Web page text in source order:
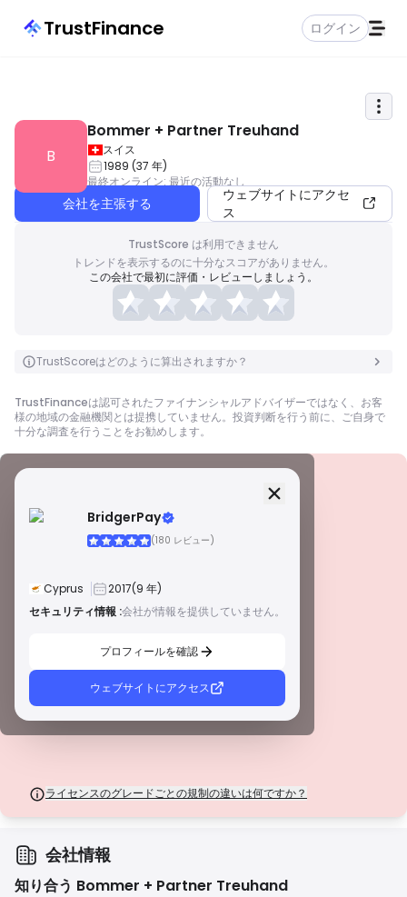
TrustFinance ログイン
B
Bommer + Partner Treuhand
スイス
1989 (37 年)
最終オンライン: 最近の活動なし
会社を主張する
ウェブサイトにアクセ
ス
TrustScore は利用できません
トレンドを表示するのに十分なスコアがありません。
この会社で最初に評価・レビューしましょう。
TrustScoreはどのように算出されますか？
TrustFinanceは認可されたファイナンシャルアドバイザーではなく、お客
様の地域の金融機関とは提携していません。投資判断を行う前に、ご自身で
十分な調査を行うことをお勧めします。
BridgerPay
(180 レビュー)
Cyprus 2017(9 年)
セキュリティ情報 :会社が情報を提供していません。
プロフィールを確認
ウェブサイトにアクセス
セキュリティ情報
警告
潜在的なリスクにご注意ください！
ライセンスのグレードごとの規制の違いは何ですか？
ライセンス
世界的に有名な規制当局によって発行されたこれらのライセンスは、厳格な
ほど厳格ではありませんが、信頼できる地域保護を提供します。
新興市場の規制当局によって発行されたこれらのライセンスは、最低資本要
件やAMLポリシーなどの基本的な保護を提供します。監督はそれほど厳格で
はないため、トレーダーは注意して安全対策を確認する必要があります。
D級ライセンス
会社情報
知り合う Bommer + Partner Treuhand